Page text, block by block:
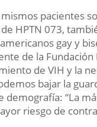
pacientes
HPTN 073,
gay y
de la Fundación
de VIH y la
bajar la
“La
riesgo de